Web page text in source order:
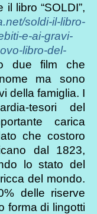
il libro “SOLDI”,
soldi-il-libro-
e-ai-gravi-
libro-del-
due film che
ma sono
della famiglia. I
tesori del
carica
che costoro
dal 1823,
lo stato del
del mondo.
delle riserve
forma di lingotti